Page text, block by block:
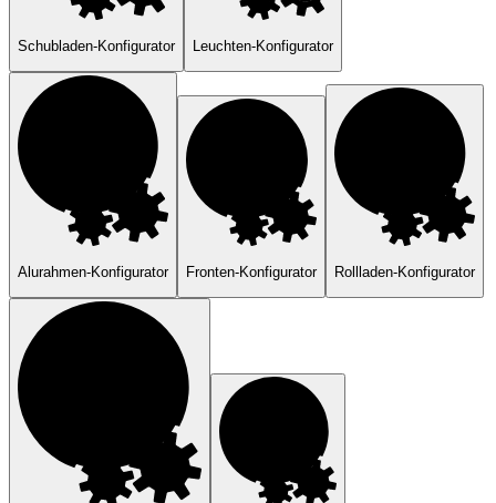
Schubladen-Konfigurator Leuchten-Konfigurator
Alurahmen-Konfigurator Fronten-Konfigurator Rollladen-Konfigurator